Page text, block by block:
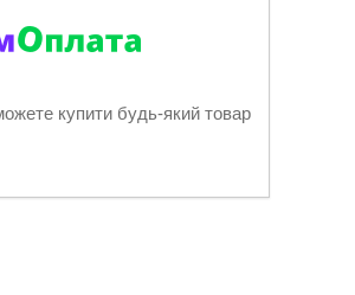
купити будь-який товар